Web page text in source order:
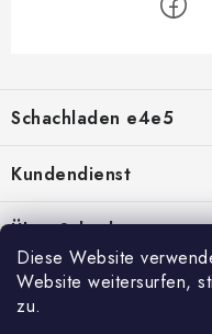
Diese Website
Website weitersurfen,
zu.
ß
z
e
i
Schachladen e4e5
Kontakt
Schachshop-Partner
Kundendienst
Geschäftsbedingungen
Hilfe bei Reklamationen
Über Schach
Schachmagazine
Facebook